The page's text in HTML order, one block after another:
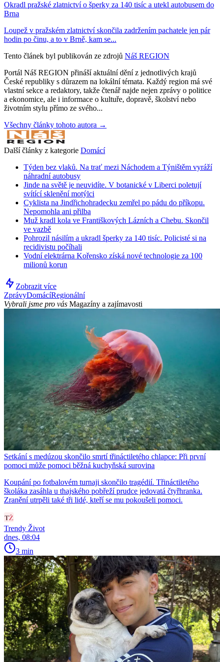
Okradl pražské zlatnictví o šperky za 140 tisíc a utekl autobusem do
Brna
Loupež v pražském zlatnictví skončila zadržením pachatele jen pár
hodin po činu, a to v Brně, kam se...
Tento článek byl publikován ze zdrojů Náš REGION
Portál Náš REGION přináší aktuální dění z jednotlivých krajů
České republiky s důrazem na lokální témata. Každý region má své
vlastní sekce a redaktory, takže čtenář najde nejen zprávy o politice
a ekonomice, ale i informace o kultuře, dopravě, školství nebo
životním stylu přímo ze svého...
Všechny články tohoto autora →
Další články z kategorie Domácí
Týden bez vlaků. Na trať mezi Náchodem a Týništěm vyráží
náhradní autobusy
Jinde na světě je neuvidíte. V botanické v Liberci poletují
svítící sklenění motýlci
Cyklista na Jindřichohradecku zemřel po pádu do příkopu.
Nepomohla ani přilba
Muž kradl kola ve Františkových Lázních a Chebu. Skončil
ve vazbě
Pohrozil násilím a ukradl šperky za 140 tisíc. Policisté si na
recidivistu počíhali
Vodní elektrárna Kořensko získá nové technologie za 100
milionů korun
Zobrazit více
ZprávyDomácíRegionální
Vybrali jsme pro vás Magazíny a zajímavosti
Setkání s medúzou skončilo smrtí třináctiletého chlapce: Při první
pomoci může pomoci běžná kuchyňská surovina
Koupání po fotbalovém turnaji skončilo tragédií. Třináctiletého
školáka zasáhla u thajského pobřeží prudce jedovatá čtyřhranka.
Zranění utrpěli také tři lidé, kteří se mu pokoušeli pomoci.
Trendy Život
dnes, 08:04
3 min